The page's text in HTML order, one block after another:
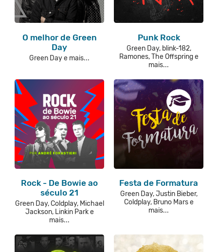
O melhor de Green
Day
Green Day e mais...
Punk Rock
Green Day, blink-182,
Ramones, The Offspring e
mais...
Rock - De Bowie ao
século 21
Green Day, Coldplay, Michael
Jackson, Linkin Park e
mais...
Festa de Formatura
Green Day, Justin Bieber,
Coldplay, Bruno Mars e
mais...